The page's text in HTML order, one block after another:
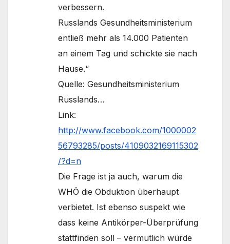
verbessern.
Russlands Gesundheitsministerium
entließ mehr als 14.000 Patienten
an einem Tag und schickte sie nach
Hause.“
Quelle: Gesundheitsministerium
Russlands…
Link:
http://www.facebook.com/1000002
56793285/posts/4109032169115302
/?d=n
Die Frage ist ja auch, warum die
WHÖ die Obduktion überhaupt
verbietet. Ist ebenso suspekt wie
dass keine Antikörper-Überprüfung
stattfinden soll – vermutlich würde